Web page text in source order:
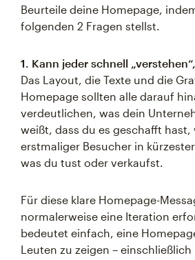
Beurteile deine Homepage,
folgenden 2 Fragen stellst.
1. Kann jeder schnell
Das Layout, die Texte und die
Homepage sollten alle darauf
verdeutlichen, was dein
weißt, dass du es geschafft hast,
erstmaliger Besucher in
was du tust oder verkaufst.
Für diese klare Homepage-
normalerweise eine Iteration
bedeutet einfach, eine
Leuten zu zeigen –